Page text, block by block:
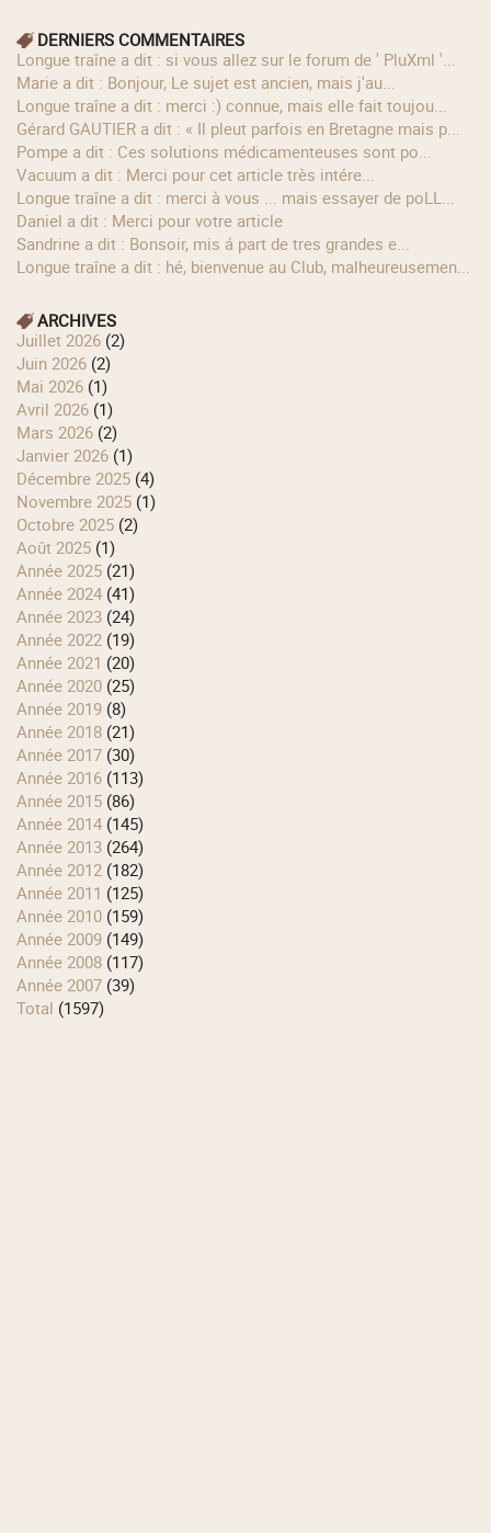
DERNIERS COMMENTAIRES
longue traîne a dit : si vous allez sur le forum de ' PluXml '...
Marie a dit : Bonjour, Le sujet est ancien, mais j'au...
longue traîne a dit : merci :) connue, mais elle fait toujou...
Gérard GAUTIER a dit : « Il pleut parfois en Bretagne mais p...
Pompe a dit : Ces solutions médicamenteuses sont po...
Vacuum a dit : Merci pour cet article très intére...
longue traîne a dit : merci à vous ... mais essayer de poLL...
Daniel a dit : Merci pour votre article
Sandrine a dit : Bonsoir, mis á part de tres grandes e...
longue traîne a dit : hé, bienvenue au Club, malheureusemen...
ARCHIVES
juillet 2026 (2)
juin 2026 (2)
mai 2026 (1)
avril 2026 (1)
mars 2026 (2)
janvier 2026 (1)
décembre 2025 (4)
novembre 2025 (1)
octobre 2025 (2)
août 2025 (1)
année 2025 (21)
année 2024 (41)
année 2023 (24)
année 2022 (19)
année 2021 (20)
année 2020 (25)
année 2019 (8)
année 2018 (21)
année 2017 (30)
année 2016 (113)
année 2015 (86)
année 2014 (145)
année 2013 (264)
année 2012 (182)
année 2011 (125)
année 2010 (159)
année 2009 (149)
année 2008 (117)
année 2007 (39)
total (1597)